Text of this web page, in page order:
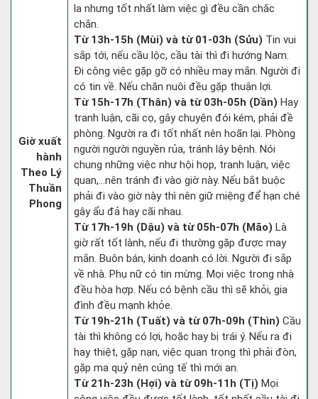
Giờ xuất
hành
Theo Lý
Thuần
Phong
la nhưng tốt nhất làm việc gì đều cần chắc
chắn.
Từ 13h-15h (Mùi) và từ 01-03h (Sửu) Tin vui
sắp tới, nếu cầu lộc, cầu tài thì đi hướng Nam.
Đi công việc gặp gỡ có nhiều may mắn. Người đi
có tin về. Nếu chăn nuôi đều gặp thuận lợi.
Từ 15h-17h (Thân) và từ 03h-05h (Dần) Hay
tranh luận, cãi cọ, gây chuyện đói kém, phải đề
phòng. Người ra đi tốt nhất nên hoãn lại. Phòng
người người nguyền rủa, tránh lây bệnh. Nói
chung những việc như hội họp, tranh luận, việc
quan,…nên tránh đi vào giờ này. Nếu bắt buộc
phải đi vào giờ này thì nên giữ miệng để hạn ché
gây ẩu đả hay cãi nhau.
Từ 17h-19h (Dậu) và từ 05h-07h (Mão) Là
giờ rất tốt lành, nếu đi thường gặp được may
mắn. Buôn bán, kinh doanh có lời. Người đi sắp
về nhà. Phụ nữ có tin mừng. Mọi việc trong nhà
đều hòa hợp. Nếu có bệnh cầu thì sẽ khỏi, gia
đình đều mạnh khỏe.
Từ 19h-21h (Tuất) và từ 07h-09h (Thìn) Cầu
tài thì không có lợi, hoặc hay bị trái ý. Nếu ra đi
hay thiệt, gặp nạn, việc quan trọng thì phải đòn,
gặp ma quỷ nên cúng tế thì mới an.
Từ 21h-23h (Hợi) và từ 09h-11h (Tị) Mọi